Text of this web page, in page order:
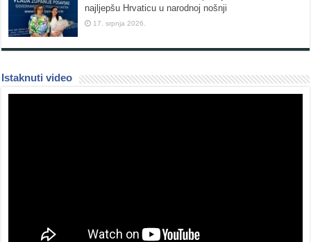
najljepšu Hrvaticu u narodnoj nošnji
17. srpnja 2026.
Istaknuti video